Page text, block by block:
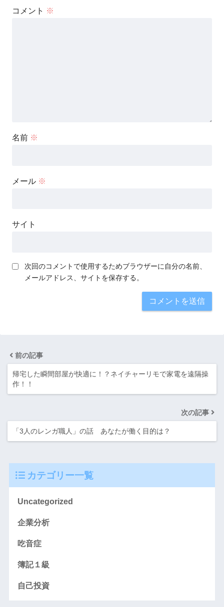
コメント ※
名前 ※
メール ※
サイト
次回のコメントで使用するためブラウザーに自分の名前、
メールアドレス、サイトを保存する。
前の記事
帰宅した瞬間部屋が快適に！？ネイチャーリモで家電を遠隔操
作！！
次の記事
「3人のレンガ職人」の話 あなたが働く目的は？
カテゴリー一覧
Uncategorized
企業分析
吃音症
簿記１級
自己投資